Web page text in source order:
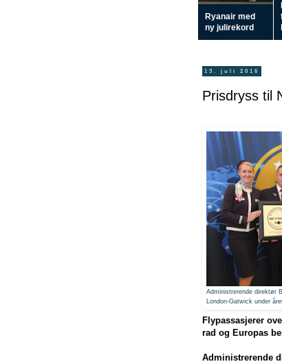
Ryanair med
ny julirekord
13. juli 2016
Prisdryss til
Administrerende direktør
London-Gatwick under
Flypassasjerer
rad og Europas
Administrerende